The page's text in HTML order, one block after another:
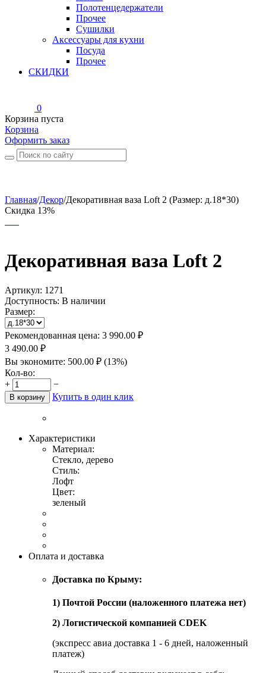
Полотенцедержатели
Прочее
Сушилки
Аксессуары для кухни
Посуда
Прочее
СКИДКИ
0
Корзина пуста
Корзина
Оформить заказ
Главная/Декор/Декоративная ваза Loft 2 (Размер: д.18*30)
Скидка 13%
Декоративная ваза Loft 2
Артикул: 1271
Доступность: В наличии
Размер:
Рекомендованная цена: 3 990.00 ₽
3 490.00 ₽
Вы экономите: 500.00 ₽ (13%)
Кол-во:
+
−
В корзину Купить в один клик
Характеристики
Материал:
Стекло, дерево
Стиль:
Лофт
Цвет:
зеленый
Оплата и доставка
Доставка по Крыму:
1) Почтой России (наложенного платежа нет)
2) Логистической компанией CDEK
(экспресс авиа доставка 1 - 6 дней, наложенный
платеж)